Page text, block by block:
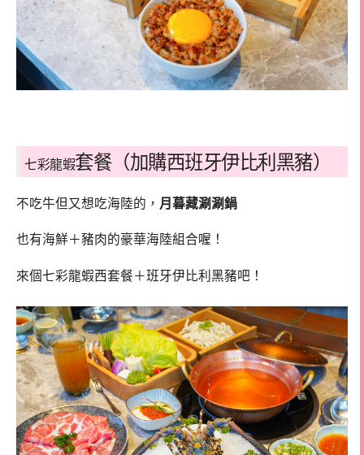
七彩龍蝦套餐（加購西班牙伊比利黑豬）
不吃牛但又想吃海陸的， 月暮藏涮涮鍋
也有海鮮＋豬肉的豪華海陸組合喔！
來個七彩龍蝦西套餐＋班牙伊比利黑豬吧！